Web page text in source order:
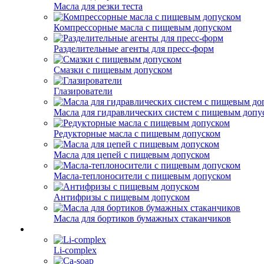
Масла для резки теста
Компрессорные масла с пищевым допуском
Разделительные агенты для пресс-форм
Смазки с пищевым допуском
Глазирователи
Масла для гидравлических систем с пищевым
Редукторные масла с пищевым допуском
Масла для цепей с пищевым допуском
Масла-теплоносители с пищевым допуском
Антифризы с пищевым допуском
Масла для бортиков бумажных стаканчиков
Li-complex